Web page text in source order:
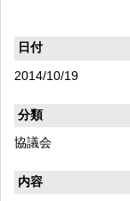
日付
2014/10/19
分類
協議会
内容